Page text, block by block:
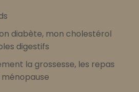
diabète, mon cholestérol
digestifs
la grossesse, les repas